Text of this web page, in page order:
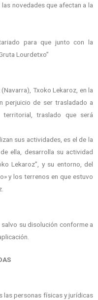
novedades que afectan a la
para que junto con la
Lourdetxo”
Txoko Lekaroz, en la
perjuicio de ser trasladado a
traslado que será
sus actividades, es el de la
ella, desarrolla su actividad
Lekaroz”, y su entorno, del
y los terrenos en que estuvo
su disolución conforme a
las personas físicas y jurídicas